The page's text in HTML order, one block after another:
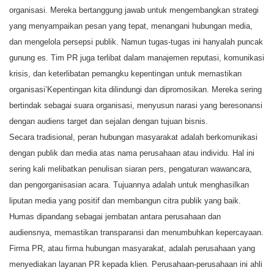
organisasi. Mereka bertanggung jawab untuk mengembangkan strategi
yang menyampaikan pesan yang tepat, menangani hubungan media,
dan mengelola persepsi publik. Namun tugas-tugas ini hanyalah puncak
gunung es. Tim PR juga terlibat dalam manajemen reputasi, komunikasi
krisis, dan keterlibatan pemangku kepentingan untuk memastikan
organisasi’Kepentingan kita dilindungi dan dipromosikan. Mereka sering
bertindak sebagai suara organisasi, menyusun narasi yang beresonansi
dengan audiens target dan sejalan dengan tujuan bisnis.
Secara tradisional, peran hubungan masyarakat adalah berkomunikasi
dengan publik dan media atas nama perusahaan atau individu. Hal ini
sering kali melibatkan penulisan siaran pers, pengaturan wawancara,
dan pengorganisasian acara. Tujuannya adalah untuk menghasilkan
liputan media yang positif dan membangun citra publik yang baik.
Humas dipandang sebagai jembatan antara perusahaan dan
audiensnya, memastikan transparansi dan menumbuhkan kepercayaan.
Firma PR, atau firma hubungan masyarakat, adalah perusahaan yang
menyediakan layanan PR kepada klien. Perusahaan-perusahaan ini ahli